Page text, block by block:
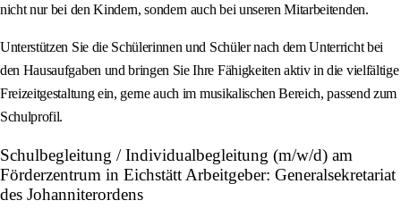
nicht nur bei den Kindern, sondern auch bei unseren Mitarbeitenden.
Unterstützen Sie die Schülerinnen und Schüler nach dem Unterricht bei
den Hausaufgaben und bringen Sie Ihre Fähigkeiten aktiv in die vielfältige
Freizeitgestaltung ein, gerne auch im musikalischen Bereich, passend zum
Schulprofil.
Schulbegleitung / Individualbegleitung (m/w/d) am
Förderzentrum in Eichstätt Arbeitgeber: Generalsekretariat
des Johanniterordens